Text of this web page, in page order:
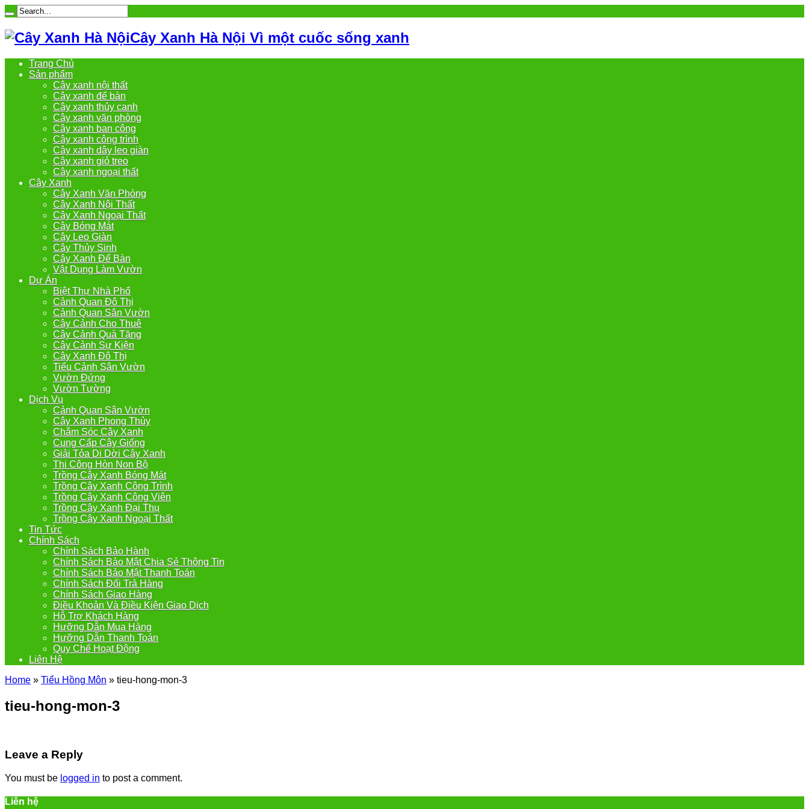
Cây Xanh Hà Nội Vì một cuốc sống xanh
Trang Chủ
Sản phẩm
Cây xanh nội thất
Cây xanh để bàn
Cây xanh thủy canh
Cây xanh văn phòng
Cây xanh ban công
Cây xanh công trình
Cây xanh dây leo giàn
Cây xanh giỏ treo
Cây xanh ngoại thất
Cây Xanh
Cây Xanh Văn Phòng
Cây Xanh Nội Thất
Cây Xanh Ngoại Thất
Cây Bóng Mát
Cây Leo Giàn
Cây Thủy Sinh
Cây Xanh Để Bàn
Vật Dụng Làm Vườn
Dự Án
Biệt Thự Nhà Phố
Cảnh Quan Đô Thị
Cảnh Quan Sân Vườn
Cây Cảnh Cho Thuê
Cây Cảnh Quà Tặng
Cây Cảnh Sự Kiện
Cây Xanh Đô Thị
Tiểu Cảnh Sân Vườn
Vườn Đứng
Vườn Tường
Dịch Vụ
Cảnh Quan Sân Vườn
Cây Xanh Phong Thủy
Chắm Sóc Cây Xanh
Cung Cấp Cây Giống
Giải Tỏa Di Dời Cây Xanh
Thi Công Hòn Non Bộ
Trồng Cây Xanh Bóng Mát
Trồng Cây Xanh Công Trình
Trồng Cây Xanh Công Viên
Trồng Cây Xanh Đại Thụ
Trồng Cây Xanh Ngoại Thất
Tin Tức
Chính Sách
Chính Sách Bảo Hành
Chính Sách Bảo Mật Chia Sẻ Thông Tin
Chính Sách Bảo Mật Thanh Toán
Chính Sách Đổi Trả Hàng
Chính Sách Giao Hàng
Điều Khoản Và Điều Kiện Giao Dịch
Hỗ Trợ Khách Hàng
Hưỡng Dẫn Mua Hàng
Hưỡng Dẫn Thanh Toán
Quy Chế Hoạt Động
Liên Hệ
Home » Tiểu Hồng Môn » tieu-hong-mon-3
tieu-hong-mon-3
Leave a Reply
You must be logged in to post a comment.
Liên hệ